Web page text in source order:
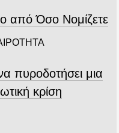
από Όσο Νομίζετε
πυροδοτήσει μια
κρίση